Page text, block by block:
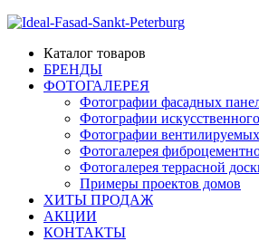
Каталог товаров
БРЕНДЫ
ФОТОГАЛЕРЕЯ
Фотографии фасадных
Фотографии
Фотографии
Фотогалерея
Фотогалерея террасной
Примеры проектов домов
ХИТЫ ПРОДАЖ
АКЦИИ
КОНТАКТЫ